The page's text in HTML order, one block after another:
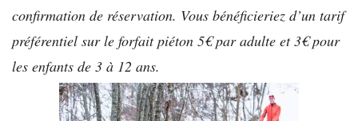
confirmation de réservation. Vous bénéficieriez d’un tarif
préférentiel sur le forfait piéton 5€ par adulte et 3€ pour
les enfants de 3 à 12 ans.